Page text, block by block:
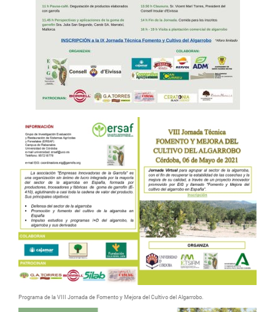
Programa de la VIII Jornada de Fomento y Mejora del Cultivo del Algarrobo.